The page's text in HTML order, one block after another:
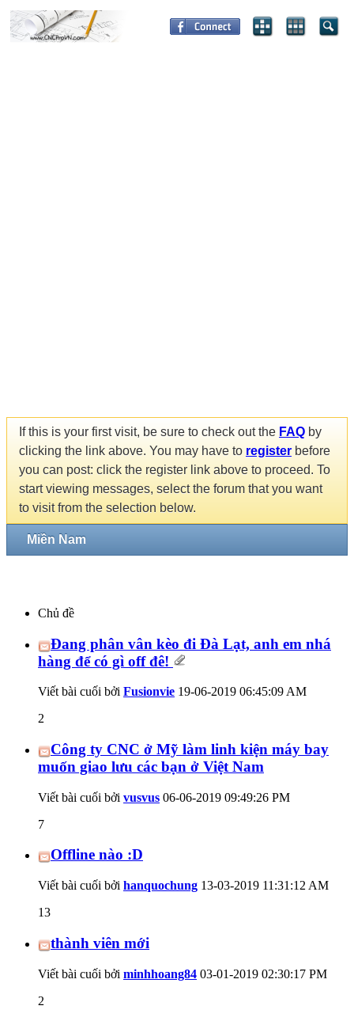
If this is your first visit, be sure to check out the FAQ by
clicking the link above. You may have to register before
you can post: click the register link above to proceed. To
start viewing messages, select the forum that you want
to visit from the selection below.
Miền Nam
Chủ đề
Đang phân vân kèo đi Đà Lạt, anh em nhá
hàng để có gì off đê!
Viết bài cuối bởi Fusionvie 19-06-2019 06:45:09 AM
2
Công ty CNC ở Mỹ làm linh kiện máy bay
muốn giao lưu các bạn ở Việt Nam
Viết bài cuối bởi vusvus 06-06-2019 09:49:26 PM
7
Offline nào :D
Viết bài cuối bởi hanquochung 13-03-2019 11:31:12 AM
13
thành viên mới
Viết bài cuối bởi minhhoang84 03-01-2019 02:30:17 PM
2